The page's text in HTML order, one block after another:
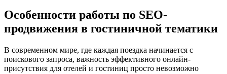
Особенности работы по SEO-
продвижения в гостиничной тематики
В современном мире, где каждая поездка начинается с
поискового запроса, важность эффективного онлайн-
присутствия для отелей и гостиниц просто невозможно